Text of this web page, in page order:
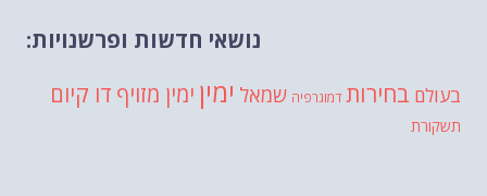
נושאי חדשות ופרשנויות:
בעולם בחירות דמוגרפיה שמאל ימין ימין מזויף דו קיום
תשקורת